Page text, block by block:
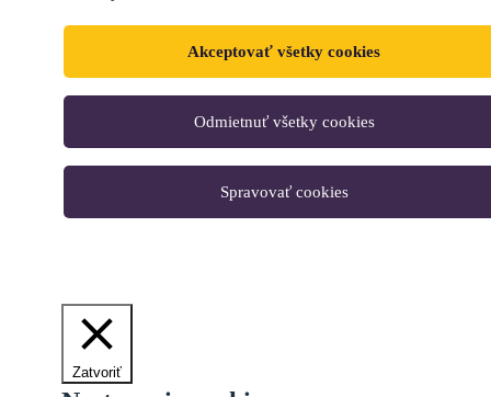
Akceptovať všetky cookies
Odmietnuť všetky cookies
Spravovať cookies
Zatvoriť